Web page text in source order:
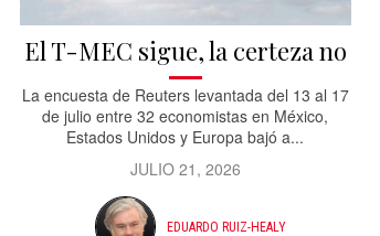
El T-MEC sigue, la certeza no
La encuesta de Reuters levantada del 13 al 17
de julio entre 32 economistas en México,
Estados Unidos y Europa bajó a...
JULIO 21, 2026
EDUARDO RUIZ-HEALY